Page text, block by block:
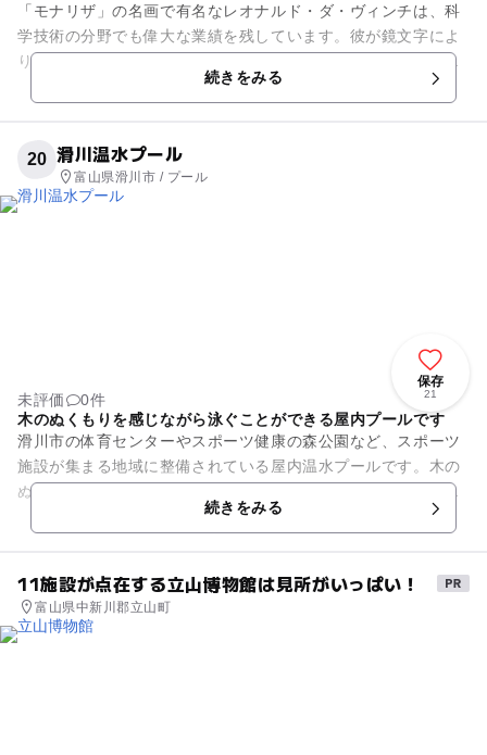
「モナリザ」の名画で有名なレオナルド・ダ・ヴィンチは、科
学技術の分野でも偉大な業績を残しています。彼が鏡文字によ
り描いた数々の手稿は、今日に活かされるさまざまな技術の原
理を解き明かしたものとされ...続きをみる
20 滑川温水プール
富山県滑川市 / プール
保存
21
未評価
0件
木のぬくもりを感じながら泳ぐことができる屋内プールです
滑川市の体育センターやスポーツ健康の森公園など、スポーツ
施設が集まる地域に整備されている屋内温水プールです。木の
ぬくもりを感じられる温かな内装で、和やかな雰囲気の中水泳
続きをみる
11施設が点在する立山博物館は見所がいっぱい！
富山県中新川郡立山町